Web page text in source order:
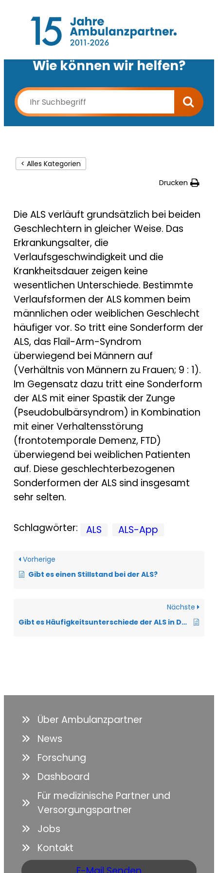
Wie können wir helfen?
< Alles Kategorien
Drucken
Die ALS verläuft grundsätzlich bei beiden
Geschlechtern in gleicher Weise. Das
Erkrankungsalter, die
Verlaufsgeschwindigkeit und die
Krankheitsdauer zeigen keine
wesentlichen Unterschiede. Bestimmte
Verlaufsformen der ALS kommen beim
männlichen oder weiblichen Geschlecht
häufiger vor. So tritt eine Sonderform der
ALS, das Flail-Arm-Syndrom
überwiegend bei Männern auf
(Verhältnis von Männern zu Frauen; 9 : 1).
Im Gegensatz dazu tritt eine Sonderform
der ALS mit einer Spastik der Zunge
(Pseudobulbärsyndrom) in Kombination
mit einer Verhaltensstörung
(frontotemporale Demenz, FTD)
überwiegend bei weiblichen Patienten
auf. Diese geschlechterbezogenen
Sonderformen der ALS sind insgesamt
sehr selten.
Schlagwörter: ALS ALS-App
Vorherige
Gibt es einen Stillstand bei der ALS?
Nächste
Gibt es Häufigkeitsunterschiede der ALS in Deutschland?
Über Ambulanzpartner
News
Forschung
Dashboard
Für medizinische Partner und
Versorgungspartner
Jobs
Kontakt